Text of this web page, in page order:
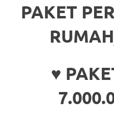
PAKET
♥